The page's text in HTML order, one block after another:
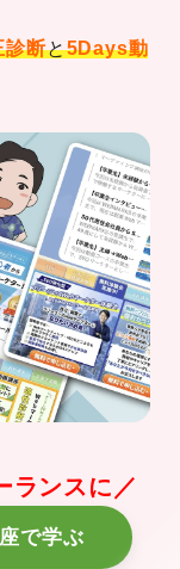
診断と5Days動
ランスに／
で学ぶ